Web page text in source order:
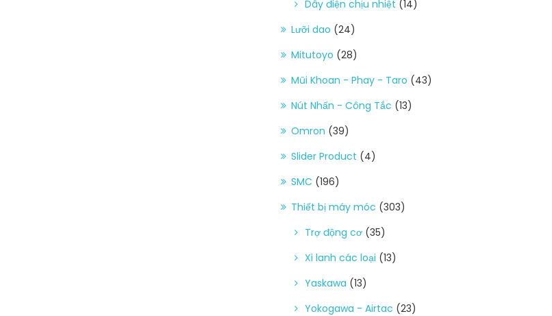
Dây điện chịu nhiệt (14)
Lưỡi dao (24)
Mitutoyo (28)
Mũi Khoan - Phay - Taro (43)
Nút Nhấn - Công Tắc (13)
Omron (39)
Slider Product (4)
SMC (196)
Thiết bị máy móc (303)
Trợ động cơ (35)
Xi lanh các loại (13)
Yaskawa (13)
Yokogawa - Airtac (23)